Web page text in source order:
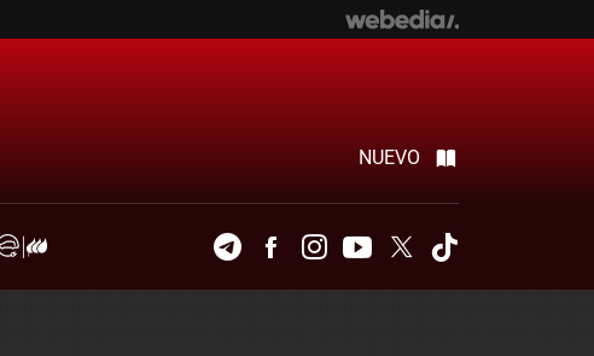
NUEVO
TelegramFacebookInstagramYoutubeTwitter